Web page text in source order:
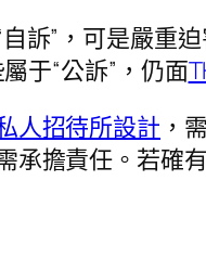
訴”，可是嚴重
于“公訴”，仍面
人招待所設計 ，
擔責任。若確